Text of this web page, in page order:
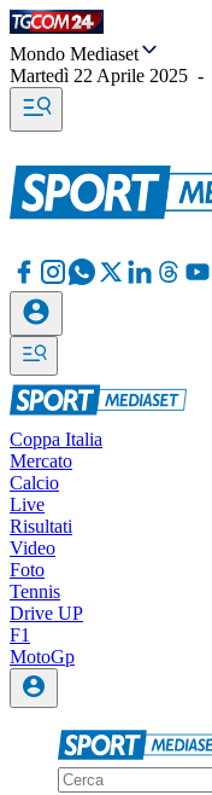
Mondo Mediaset
Martedì 22 Aprile 2025 -
Coppa Italia
Mercato
Calcio
Live
Risultati
Video
Foto
Tennis
Drive UP
F1
MotoGp